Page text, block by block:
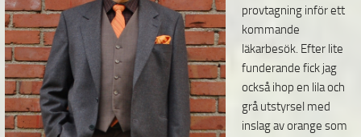
provtagning inför ett
kommande
läkarbesök. Efter lite
funderande fick jag
också ihop en lila och
grå utstyrsel med
inslag av orange som